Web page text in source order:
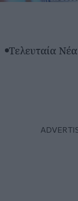
Τελευταία Νέα